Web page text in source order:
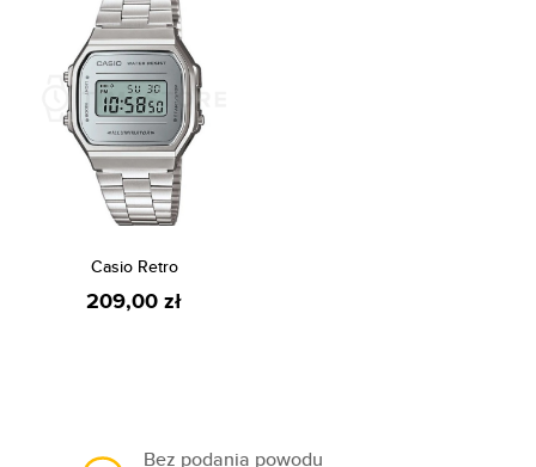
Casio Retro
209,00 zł
Bez podania powodu